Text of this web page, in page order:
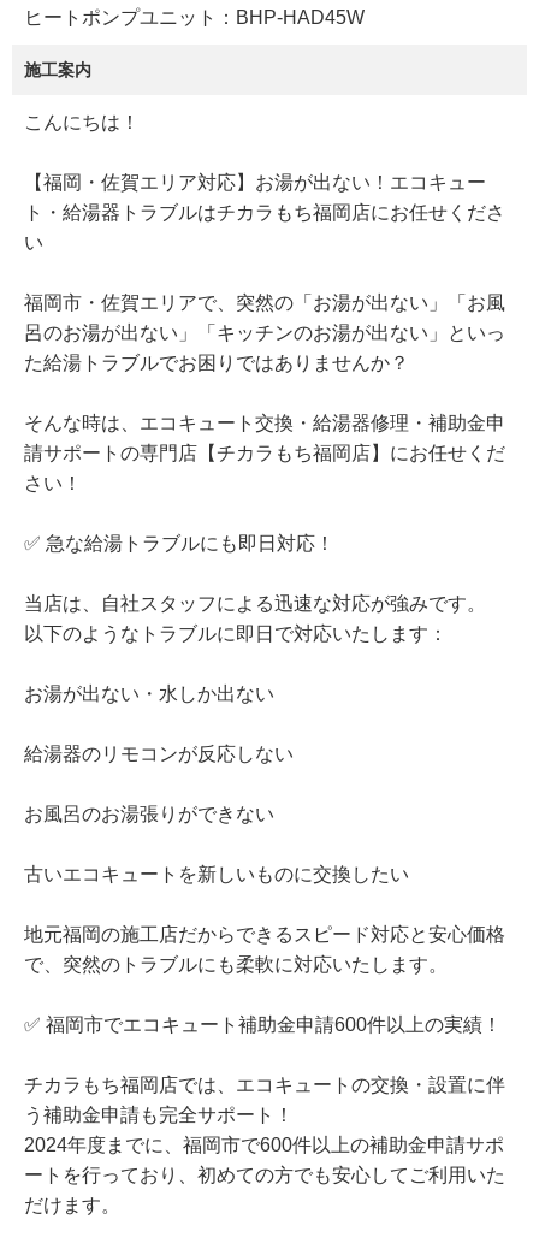
ヒートポンプユニット：BHP-HAD45W
施工案内
こんにちは！
【福岡・佐賀エリア対応】お湯が出ない！エコキュー
ト・給湯器トラブルはチカラもち福岡店にお任せくださ
い
福岡市・佐賀エリアで、突然の「お湯が出ない」「お風
呂のお湯が出ない」「キッチンのお湯が出ない」といっ
た給湯トラブルでお困りではありませんか？
そんな時は、エコキュート交換・給湯器修理・補助金申
請サポートの専門店【チカラもち福岡店】にお任せくだ
さい！
✅ 急な給湯トラブルにも即日対応！
当店は、自社スタッフによる迅速な対応が強みです。
以下のようなトラブルに即日で対応いたします：
お湯が出ない・水しか出ない
給湯器のリモコンが反応しない
お風呂のお湯張りができない
古いエコキュートを新しいものに交換したい
地元福岡の施工店だからできるスピード対応と安心価格
で、突然のトラブルにも柔軟に対応いたします。
✅ 福岡市でエコキュート補助金申請600件以上の実績！
チカラもち福岡店では、エコキュートの交換・設置に伴
う補助金申請も完全サポート！
2024年度までに、福岡市で600件以上の補助金申請サポ
ートを行っており、初めての方でも安心してご利用いた
だけます。